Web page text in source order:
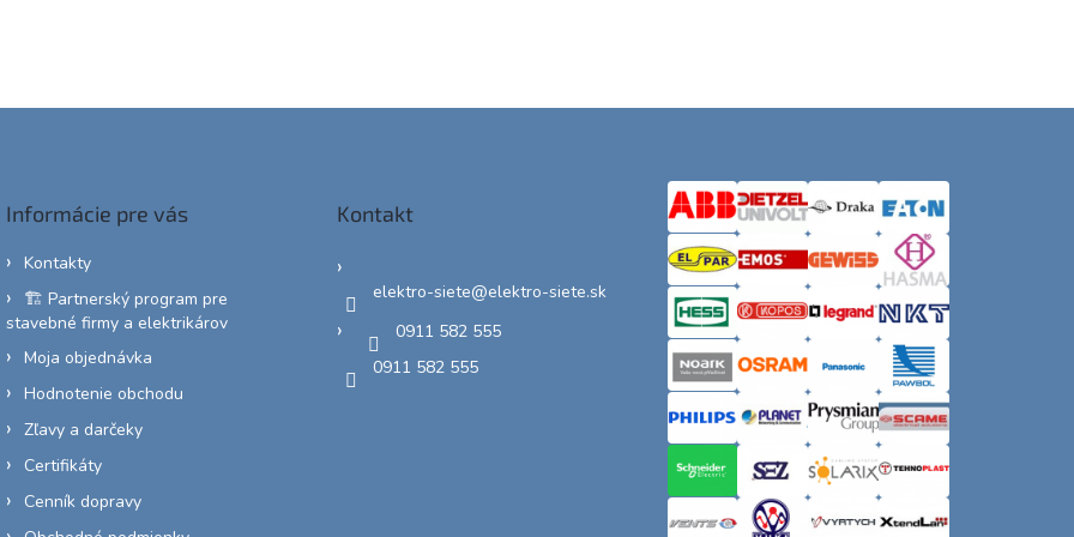
Informácie pre vás
Kontakty
🏗️ Partnerský program pre
stavebné firmy a elektrikárov
Moja objednávka
Hodnotenie obchodu
Zľavy a darčeky
Certifikáty
Cenník dopravy
Kontakt
elektro-siete@elektro-siete.sk
0911 582 555
0911 582 555